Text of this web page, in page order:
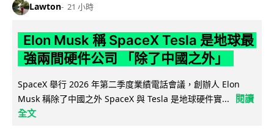
Lawton 21 小時
Elon Musk 稱 SpaceX Tesla 是地球最
強兩間硬件公司 「除了中國之外」
SpaceX 舉行 2026 年第二季度業績電話會議，創辦人 Elon
Musk 稱除了中國之外 SpaceX 與 Tesla 是地球硬件實...
閱讀
全文